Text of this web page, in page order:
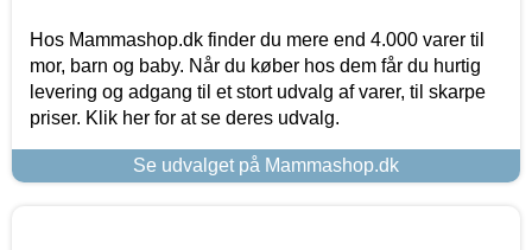
Hos Mammashop.dk finder du mere end 4.000 varer til
mor, barn og baby. Når du køber hos dem får du hurtig
levering og adgang til et stort udvalg af varer, til skarpe
priser. Klik her for at se deres udvalg.
Se udvalget på Mammashop.dk